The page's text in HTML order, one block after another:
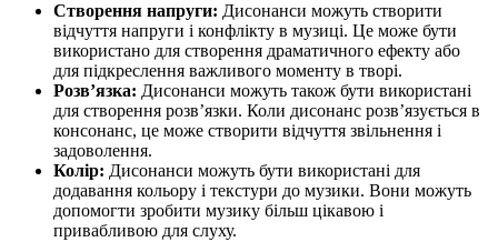
Створення напруги: Дисонанси можуть створити
відчуття напруги і конфлікту в музиці. Це може бути
використано для створення драматичного ефекту або
для підкреслення важливого моменту в творі.
Розв’язка: Дисонанси можуть також бути використані
для створення розв’язки. Коли дисонанс розв’язується в
консонанс, це може створити відчуття звільнення і
задоволення.
Колір: Дисонанси можуть бути використані для
додавання кольору і текстури до музики. Вони можуть
допомогти зробити музику більш цікавою і
привабливою для слуху.